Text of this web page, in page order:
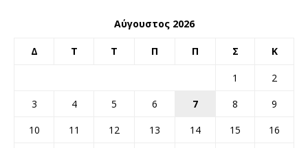
Αύγουστος 2026
Δ Τ Τ Π Π Σ Κ
1
2
3
4 5 6 7 8
9
10
11 12 13 14 15
16